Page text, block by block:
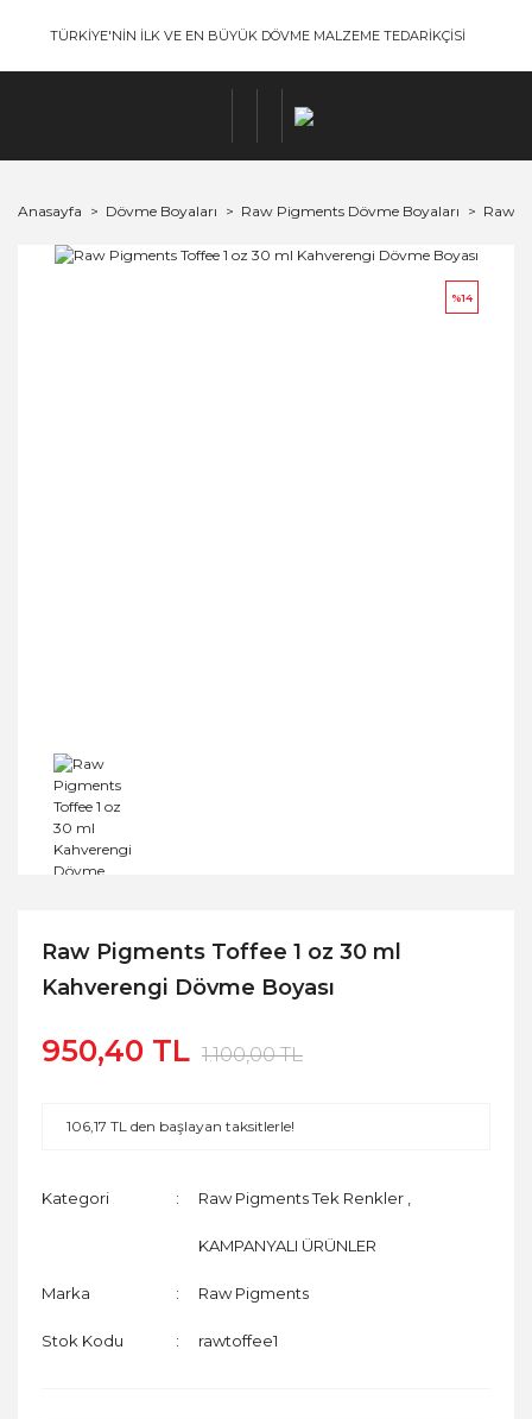
TÜRKİYE'NİN İLK VE EN BÜYÜK DÖVME MALZEME TEDARİKÇİSİ
Anasayfa Dövme Boyaları Raw Pigments Dövme Boyaları Raw
%14
Raw Pigments Toffee 1 oz 30 ml
Kahverengi Dövme Boyası
950,40 TL 1.100,00 TL
106,17 TL den başlayan taksitlerle!
Kategori Raw Pigments Tek Renkler
KAMPANYALI ÜRÜNLER
Marka Raw Pigments
Stok Kodu rawtoffee1